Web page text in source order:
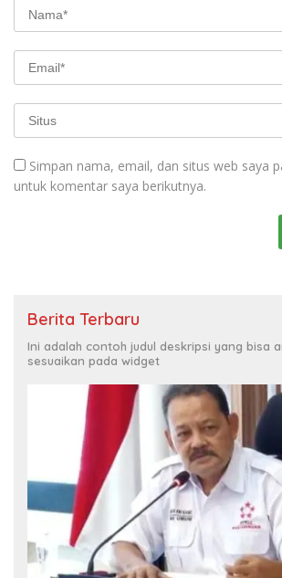
Simpan nama, email, dan situs web saya
untuk komentar saya berikutnya.
Berita Terbaru
Ini adalah contoh judul deskripsi yang bisa
sesuaikan pada widget